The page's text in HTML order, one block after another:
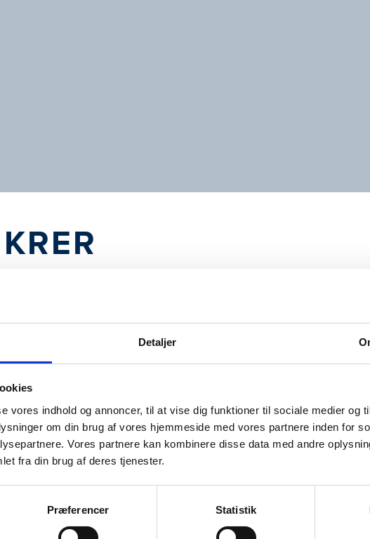
Detaljer
vores indhold og annoncer, til at vise dig funktioner til sociale medier og
om din brug af vores hjemmeside med vores partnere inden for
Vores partnere kan kombinere disse data med andre
fra din brug af deres tjenester.
Præferencer Statistik
spil. Branden genererer store
tilgå flugtveje og komme ud af
som har til formål at sikre netop de
røg og varme ud af lokalet, hvilket
sænker temperaturen, men holder
i bygningen, samt bygningen
aktiveres manuelt af